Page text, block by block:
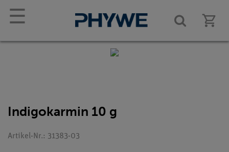
☰
Indigokarmin 10 g
Artikel-Nr.: 31383-03